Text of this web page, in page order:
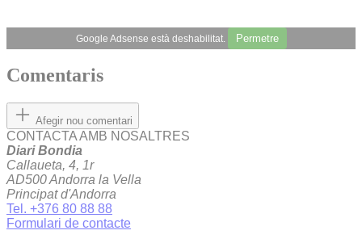
Google Adsense està deshabilitat. Permetre
Comentaris
Afegir nou comentari
CONTACTA AMB NOSALTRES
Diari Bondia
Callaueta, 4, 1r
AD500 Andorra la Vella
Principat d'Andorra
Tel. +376 80 88 88
Formulari de contacte